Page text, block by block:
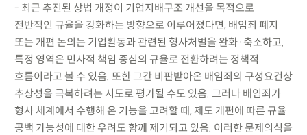
- 최근 추진된 상법 개정이 기업지배구조 개선을 목적으로
전반적인 규율을 강화하는 방향으로 이루어졌다면, 배임죄 폐지
또는 개편 논의는 기업활동과 관련된 형사처벌을 완화·축소하고,
특정 영역은 민사적 책임 중심의 규율로 전환하려는 정책적
흐름이라고 볼 수 있음. 또한 그간 비판받아온 배임죄의 구성요건상
추상성을 극복하려는 시도로 평가될 수도 있음. 그러나 배임죄가
형사 체계에서 수행해 온 기능을 고려할 때, 제도 개편에 따른 규율
공백 가능성에 대한 우려도 함께 제기되고 있음. 이러한 문제의식을